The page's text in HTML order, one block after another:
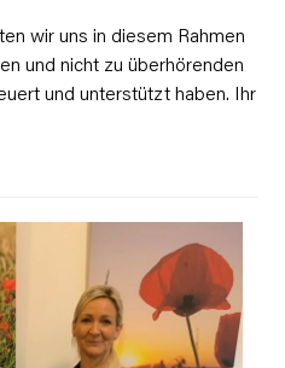
wir uns in diesem Rahmen
und nicht zu überhörenden
und unterstützt haben. Ihr